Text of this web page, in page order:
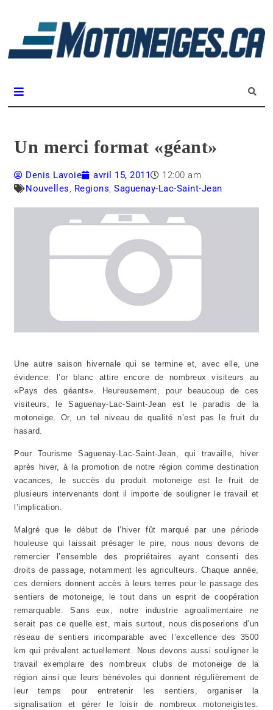
Un merci format «géant»
Denis Lavoie avril 15, 2011
12:00 am
Nouvelles, Regions,Saguenay-Lac-Saint-Jean
Une autre saison hivernale qui se termine et, avec elle, une
évidence: l’or blanc attire encore de nombreux visiteurs au
«Pays des géants». Heureusement, pour beaucoup de ces
visiteurs, le Saguenay-Lac-Saint-Jean est le paradis de la
motoneige. Or, un tel niveau de qualité n’est pas le fruit du
hasard.
Pour Tourisme Saguenay-Lac-Saint-Jean, qui travaille, hiver
après hiver, à la promotion de notre région comme destination
vacances, le succès du produit motoneige est le fruit de
plusieurs intervenants dont il importe de souligner le travail et
l’implication.
Malgré que le début de l’hiver fût marqué par une période
houleuse qui laissait présager le pire, nous nous devons de
remercier l’ensemble des propriétaires ayant consenti des
droits de passage, notamment les agriculteurs. Chaque année,
ces derniers donnent accès à leurs terres pour le passage des
sentiers de motoneige, le tout dans un esprit de coopération
remarquable. Sans eux, notre industrie agroalimentaire ne
serait pas ce quelle est, mais surtout, nous disposerions d’un
réseau de sentiers incomparable avec l’excellence des 3500
km qui prévalent actuellement. Nous devons aussi souligner le
travail exemplaire des nombreux clubs de motoneige de la
région ainsi que leurs bénévoles qui donnent régulièrement de
leur temps pour entretenir les sentiers, organiser la
signalisation et gérer le loisir de nombreux motoneigistes.